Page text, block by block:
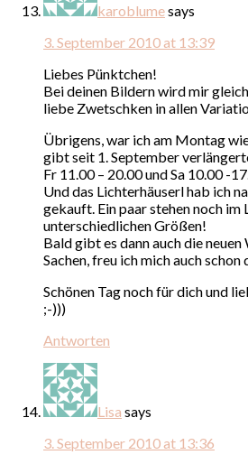
karoblumesays
3. September 2010 at 13:39
Liebes Pünktchen!
Bei deinen Bildern wird mir
liebe Zwetschken in allen
Übrigens, war ich am Montag
gibt seit 1. September
Fr 11.00 – 20.00 und Sa 10.00 -
Und das Lichterhäuserl hab ich
gekauft. Ein paar stehen noch im
unterschiedlichen Größen!
Bald gibt es dann auch die
Sachen, freu ich mich auch schon
Schönen Tag noch für dich und
;-)))
Antworten
Lisa says
3. September 2010 at 13:36